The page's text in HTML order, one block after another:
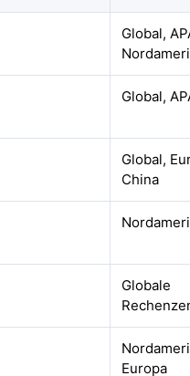
Global,
Global,
Global,
China
Globale
Europa